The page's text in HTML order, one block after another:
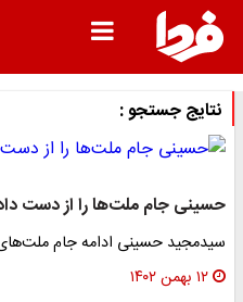
نتایج جستجو :
حسینی جام ملت‌ها را از دست
سیدمجید حسینی ادامه جام
۱۲ بهمن ۱۴۰۲